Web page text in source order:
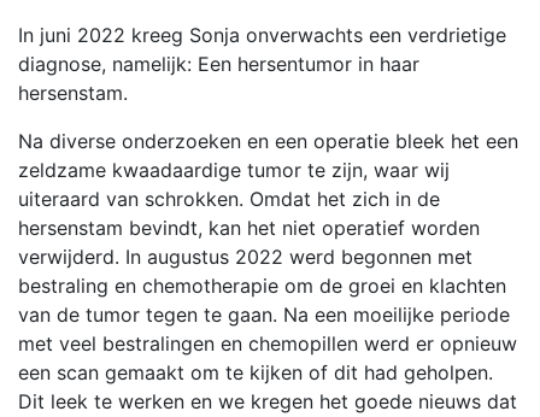
In juni 2022 kreeg Sonja onverwachts een verdrietige
diagnose, namelijk: Een hersentumor in haar
hersenstam.
Na diverse onderzoeken en een operatie bleek het een
zeldzame kwaadaardige tumor te zijn, waar wij
uiteraard van schrokken. Omdat het zich in de
hersenstam bevindt, kan het niet operatief worden
verwijderd. In augustus 2022 werd begonnen met
bestraling en chemotherapie om de groei en klachten
van de tumor tegen te gaan. Na een moeilijke periode
met veel bestralingen en chemopillen werd er opnieuw
een scan gemaakt om te kijken of dit had geholpen.
Dit leek te werken en we kregen het goede nieuws dat